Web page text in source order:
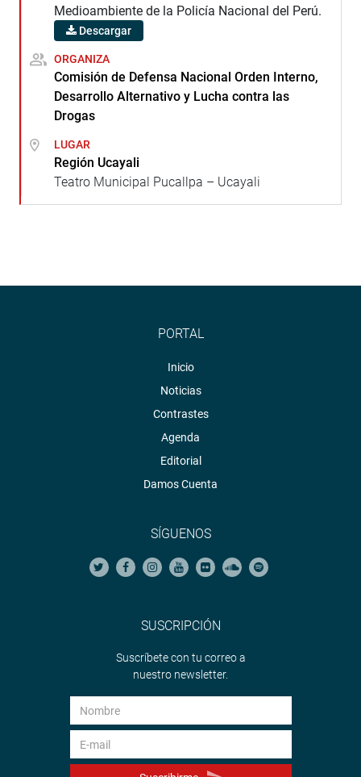
Medioambiente de la Policía Nacional del Perú.
Descargar
ORGANIZA
Comisión de Defensa Nacional Orden Interno,
Desarrollo Alternativo y Lucha contra las
Drogas
LUGAR
Región Ucayali
Teatro Municipal Pucallpa – Ucayali
PORTAL
Inicio
Noticias
Contrastes
Agenda
Editorial
Damos Cuenta
SÍGUENOS
SUSCRIPCIÓN
Suscríbete con tu correo a
nuestro newsletter.